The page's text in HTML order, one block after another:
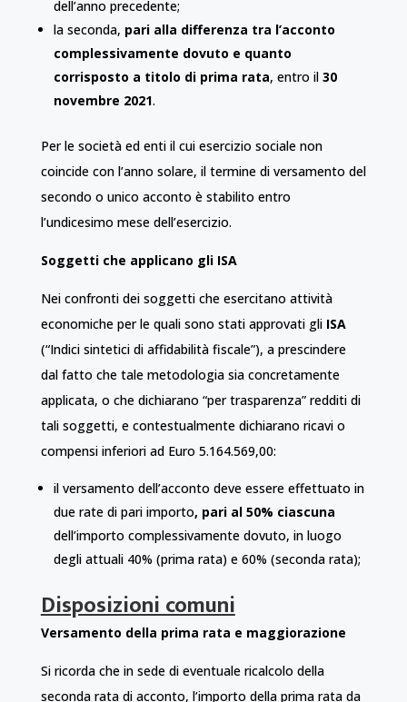
dell’anno precedente;
la seconda, pari alla differenza tra l’acconto
complessivamente dovuto e quanto
corrisposto a titolo di prima rata, entro il 30
novembre 2021.
Per le società ed enti il cui esercizio sociale non
coincide con l’anno solare, il termine di versamento del
secondo o unico acconto è stabilito entro
l’undicesimo mese dell’esercizio.
Soggetti che applicano gli ISA
Nei confronti dei soggetti che esercitano attività
economiche per le quali sono stati approvati gli ISA
(“Indici sintetici di affidabilità fiscale”), a prescindere
dal fatto che tale metodologia sia concretamente
applicata, o che dichiarano “per trasparenza” redditi di
tali soggetti, e contestualmente dichiarano ricavi o
compensi inferiori ad Euro 5.164.569,00:
il versamento dell’acconto deve essere effettuato in
due rate di pari importo, pari al 50% ciascuna
dell’importo complessivamente dovuto, in luogo
degli attuali 40% (prima rata) e 60% (seconda rata);
Disposizioni comuni
Versamento della prima rata e maggiorazione
Si ricorda che in sede di eventuale ricalcolo della
seconda rata di acconto, l’importo della prima rata da